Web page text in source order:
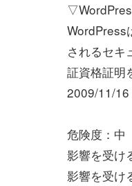
WordPress
されるセキ
証資格証明
2009/11/16
危険度：中
影響を受け
影響を受け